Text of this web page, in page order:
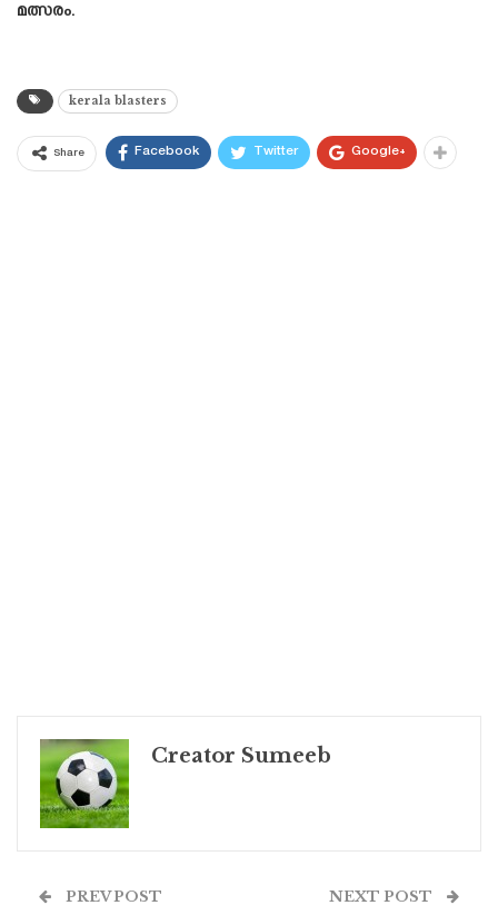
മത്സരം.
kerala blasters
Share Facebook Twitter Google+
Creator Sumeeb
PREV POST NEXT POST